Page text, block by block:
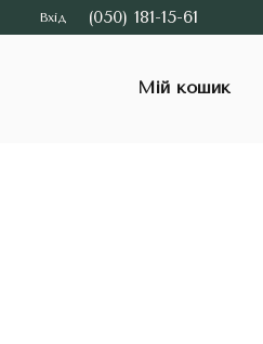
Вхід (050) 181-15-61
Мій кошик